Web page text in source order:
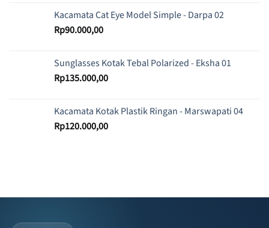
Kacamata Cat Eye Model Simple - Darpa 02
Rp90.000,00
Sunglasses Kotak Tebal Polarized - Eksha 01
Rp135.000,00
Kacamata Kotak Plastik Ringan - Marswapati 04
Rp120.000,00